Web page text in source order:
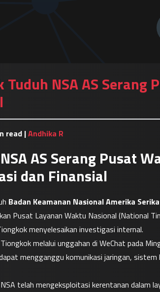
Tuduh NSA AS
read |Andhika R
AS Serang Pusat
dan Finansial
Badan Keamanan Nasional Amerika
Pusat Layanan Waktu Nasional (National
menyelesaikan investigasi internal.
melalui unggahan di WeChat pada
mengganggu komunikasi jaringan, sistem
telah mengeksploitasi kerentanan dalam